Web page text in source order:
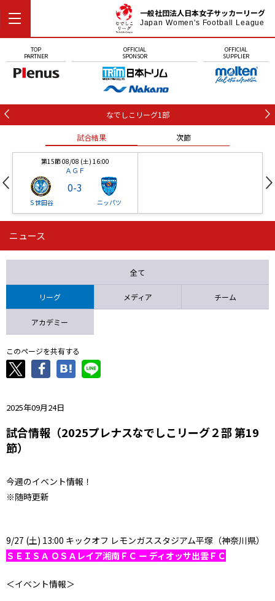
一般社団法人日本女子サッカーリーグ
Japan Women's Football League
TOP
PARTNER
OFFICIAL
SPONSOR
OFFICIAL
SUPPLIER
なでしこリーグ1部
試合結果 次節
第15節 08/08 (土) 16:00
ＡＧＦ
Ｓ世田谷
0-3
ニッパツ
第16節 09/05 (土) 15:00
ニッパツ 石人の星
ニュース
全て
リーグ メディア チーム
アカデミー
このページを共有する
2025年09月24日
試合情報（2025プレナスなでしこリーグ２部 第19
節）
今週のイベント情報！
※随時更新
9/27 (土) 13:00 キックオフ レモンガススタジアム平塚（神奈川県）
ＳＥＩＳＡ ＯＳＡレイア湘南ＦＣ ー ディオッサ出雲ＦＣ
＜イベント情報＞